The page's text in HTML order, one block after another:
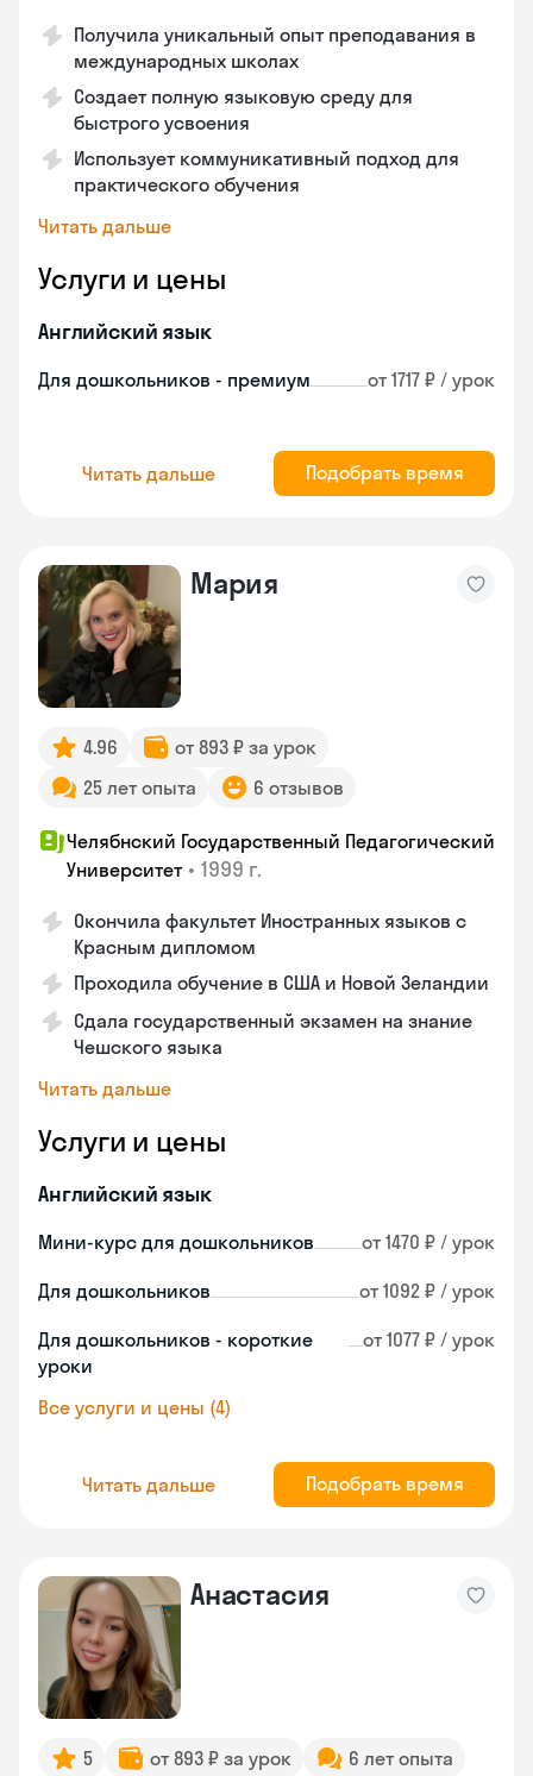
Получила уникальный опыт преподавания в
международных школах
Создает полную языковую среду для
быстрого усвоения
Использует коммуникативный подход для
практического обучения
Читать дальше
Услуги и цены
Английский язык
Для дошкольников - премиум от 1717 ₽ / урок
Читать дальше Подобрать время
Мария
4.96
от 893 ₽ за урок
25 лет опыта
6 отзывов
Челябнский Государственный Педагогический
Университет • 1999 г.
Окончила факультет Иностранных языков с
Красным дипломом
Проходила обучение в США и Новой Зеландии
Сдала государственный экзамен на знание
Чешского языка
Читать дальше
Услуги и цены
Английский язык
Мини-курс для дошкольников от 1470 ₽ / урок
Для дошкольников от 1092 ₽ / урок
Для дошкольников - короткие
уроки
от 1077 ₽ / урок
Все услуги и цены (4)
Читать дальше Подобрать время
Анастасия
5 от 893 ₽ за урок 6 лет опыта